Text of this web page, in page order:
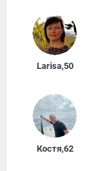
Larisa,50
Костя,62